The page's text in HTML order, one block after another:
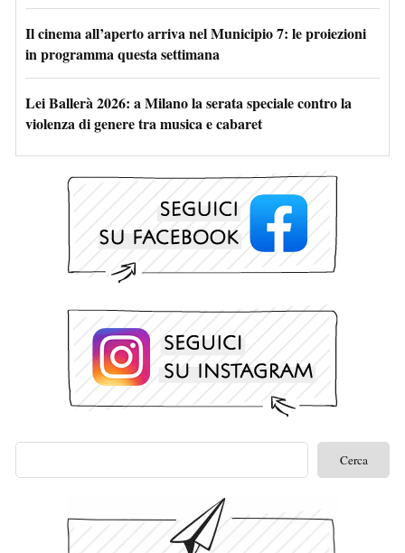
Il cinema all’aperto arriva nel Municipio 7: le proiezioni
in programma questa settimana
Lei Ballerà 2026: a Milano la serata speciale contro la
violenza di genere tra musica e cabaret